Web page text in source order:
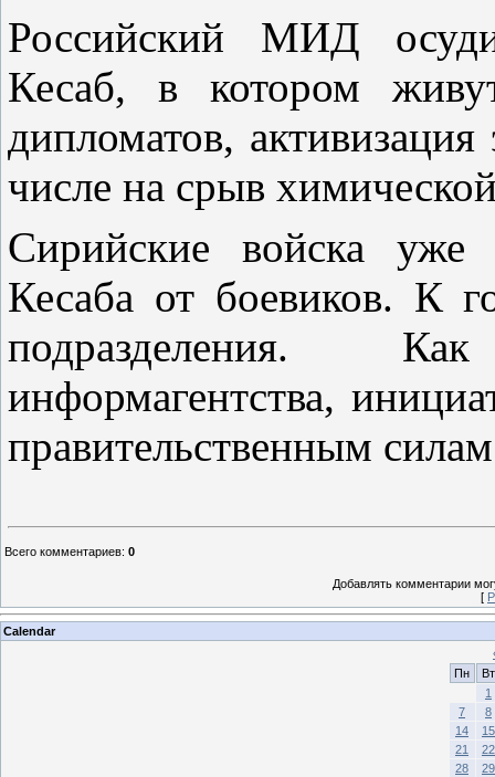
Российский МИД
Кесаб, в котором
дипломатов,
числе на срыв
Сирийские войска уже
Кесаба от боевиков. К
подразделения.
информагентства,
правительственным
Всего комментариев: 0
Добавлять комментарии
[
Calendar
Пн
Вт
1
7
8
14
15
21
22
28
29